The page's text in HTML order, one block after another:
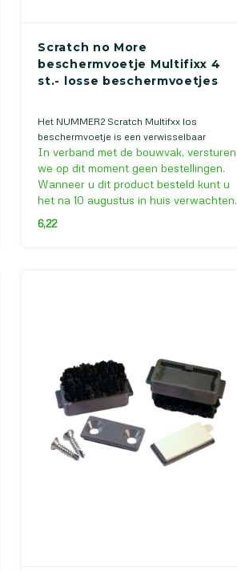
Scratch no More
beschermvoetje Multifixx 4
st.- losse beschermvoetjes
Het NUMMER2 Scratch Multifxx los
beschermvoetje is een verwisselbaar
beschermvoetje voor de NUMMER2 Scratch
Multifixx.
In verband met de bouwvak, versturen
we op dit moment geen bestellingen.
Wanneer u dit product besteld kunt u
het na 10 augustus in huis verwachten.
6,22